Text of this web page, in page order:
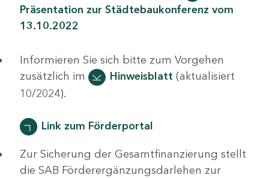
Präsentation zur Städtebaukonferenz vom
13.10.2022
Informieren Sie sich bitte zum Vorgehen
zusätzlich im
Hinweisblatt (aktualisiert
10/2024).
Link zum Förderportal
Zur Sicherung der Gesamtfinanzierung stellt
die SAB Förderergänzungsdarlehen zur